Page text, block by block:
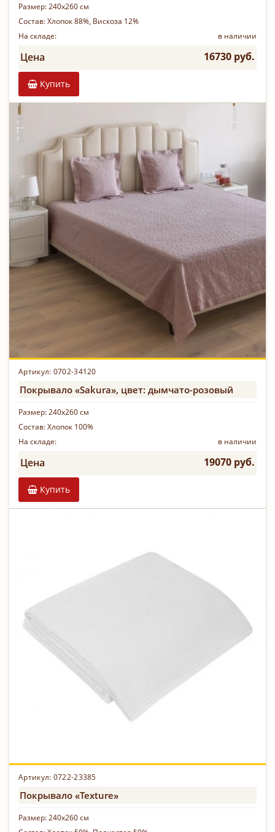
Размер:240х260 см
Состав:Хлопок 88%, Вискоза 12%
На складе:
в наличии
Цена 16730 руб.
Купить
Артикул: 0702-34120
Покрывало «Sakura», цвет: дымчато-розовый
Размер:240х260 см
Состав:Хлопок 100%
На складе:
в наличии
Цена 19070 руб.
Купить
Артикул: 0722-23385
Покрывало «Texture»
Размер:240х260 см